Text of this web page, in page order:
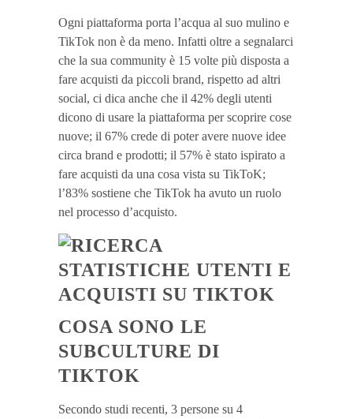
Ogni piattaforma porta l’acqua al suo mulino e
TikTok non è da meno. Infatti oltre a segnalarci
che la sua community è 15 volte più disposta a
fare acquisti da piccoli brand, rispetto ad altri
social, ci dica anche che il 42% degli utenti
dicono di usare la piattaforma per scoprire cose
nuove; il 67% crede di poter avere nuove idee
circa brand e prodotti; il 57% è stato ispirato a
fare acquisti da una cosa vista su TikToK;
l’83% sostiene che TikTok ha avuto un ruolo
nel processo d’acquisto.
COSA SONO LE
SUBCULTURE DI
TIKTOK
Secondo studi recenti, 3 persone su 4